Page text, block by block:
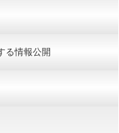
る情報公開